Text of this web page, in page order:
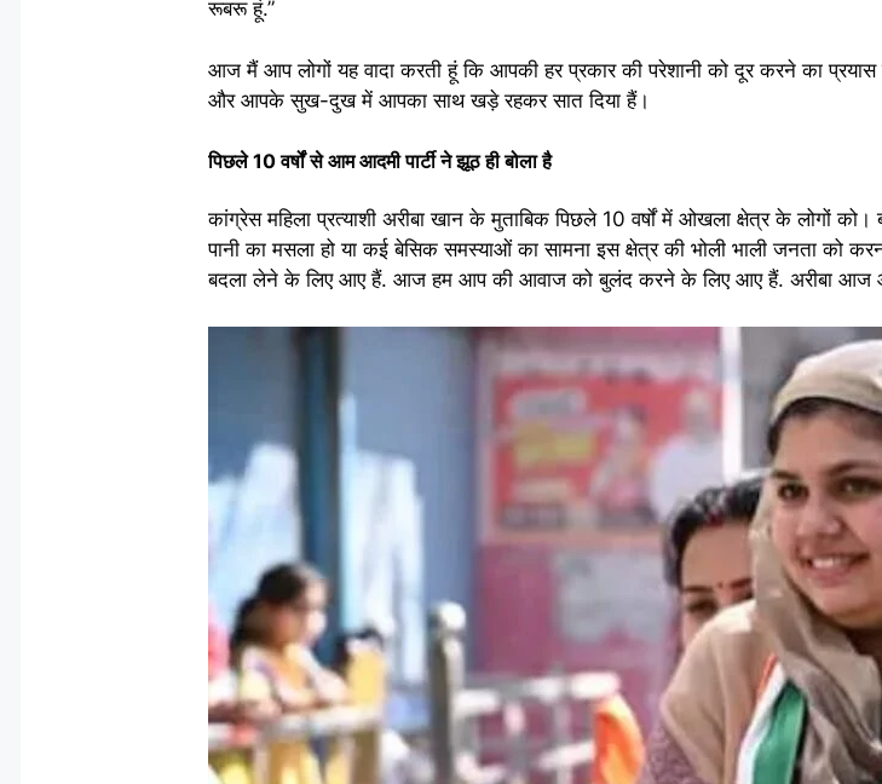
रूबरू हूं.”
आज मैं आप लोगों यह वादा करती हूं कि आपकी हर प्रकार की परेशानी को दूर करने का
और आपके सुख-दुख में आपका साथ खड़े रहकर सात दिया हैं।
पिछले 10 वर्षों से आम आदमी पार्टी ने झूठ ही बोला है
कांग्रेस महिला प्रत्याशी अरीबा खान के मुताबिक पिछले 10 वर्षों में ओखला क्षेत्र के लोगों
पानी का मसला हो या कई बेसिक समस्याओं का सामना इस क्षेत्र की भोली भाली जनता को
बदला लेने के लिए आए हैं. आज हम आप की आवाज को बुलंद करने के लिए आए हैं. अरीबा आज